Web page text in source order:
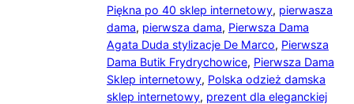
Piękna po 40 sklep internetowy, pierwasza
dama, pierwsza dama, Pierwsza Dama
Agata Duda stylizacje De Marco, Pierwsza
Dama Butik Frydrychowice, Pierwsza Dama
Sklep internetowy, Polska odzież damska
sklep internetowy, prezent dla eleganckiej